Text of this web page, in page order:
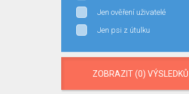
Jen ověření uživatelé
Jen psi z útulku
ZOBRAZIT (0) VÝSLEDKŮ